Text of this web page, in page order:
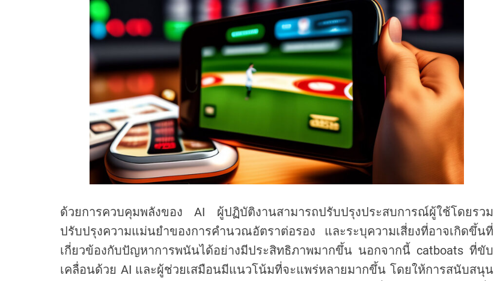
ด้วยการควบคุมพลังของ AI ผู้ปฏิบัติงานสามารถปรับปรุงประสบการณ์ผู้ใช้โดยรวม
ปรับปรุงความแม่นยำของการคำนวณอัตราต่อรอง และระบุความเสี่ยงที่อาจเกิดขึ้นที่
เกี่ยวข้องกับปัญหาการพนันได้อย่างมีประสิทธิภาพมากขึ้น นอกจากนี้ catboats ที่ขับ
เคลื่อนด้วย AI และผู้ช่วยเสมือนมีแนวโน้มที่จะแพร่หลายมากขึ้น โดยให้การสนับสนุน